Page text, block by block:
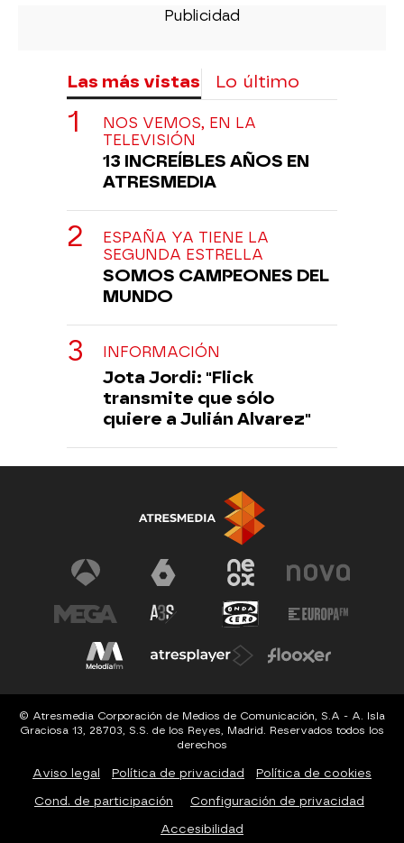
Las más vistas Lo último
NOS VEMOS, EN LA
TELEVISIÓN
13 INCREÍBLES AÑOS EN
ATRESMEDIA
ESPAÑA YA TIENE LA
SEGUNDA ESTRELLA
SOMOS CAMPEONES DEL
MUNDO
INFORMACIÓN
Jota Jordi: "Flick
transmite que sólo
quiere a Julián Alvarez"
© Atresmedia Corporación de Medios de Comunicación, S.A - A. Isla
Graciosa 13, 28703, S.S. de los Reyes, Madrid. Reservados todos los
derechos
Aviso legal Política de privacidad Política de cookies
Cond. de participación Configuración de privacidad
Accesibilidad